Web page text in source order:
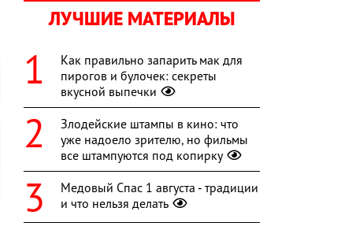
ЛУЧШИЕ МАТЕРИАЛЫ
Как правильно запарить мак для
пирогов и булочек: секреты
вкусной выпечки
Злодейские штампы в кино: что
уже надоело зрителю, но фильмы
все штампуются под копирку
Медовый Спас 1 августа - традиции
и что нельзя делать